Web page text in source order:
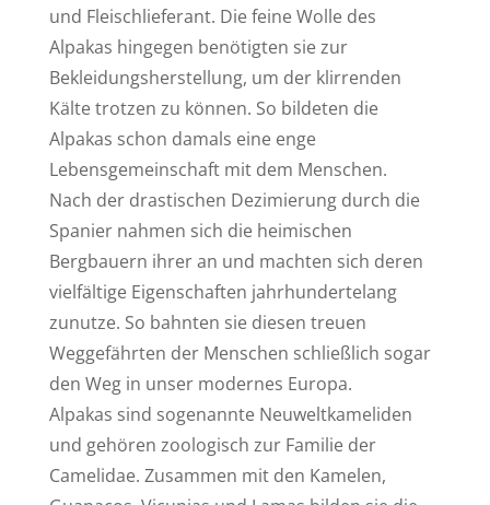
und Fleischlieferant. Die feine Wolle des
Alpakas hingegen benötigten sie zur
Bekleidungsherstellung, um der klirrenden
Kälte trotzen zu können. So bildeten die
Alpakas schon damals eine enge
Lebensgemeinschaft mit dem Menschen.
Nach der drastischen Dezimierung durch die
Spanier nahmen sich die heimischen
Bergbauern ihrer an und machten sich deren
vielfältige Eigenschaften jahrhundertelang
zunutze. So bahnten sie diesen treuen
Weggefährten der Menschen schließlich sogar
den Weg in unser modernes Europa.
Alpakas sind sogenannte Neuweltkameliden
und gehören zoologisch zur Familie der
Camelidae. Zusammen mit den Kamelen,